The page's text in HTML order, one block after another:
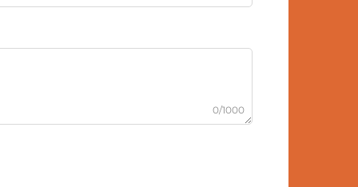
0/1000